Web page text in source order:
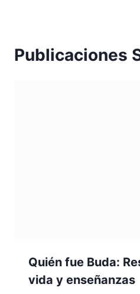
Publicaciones
Quién fue Buda:
vida y enseñanzas